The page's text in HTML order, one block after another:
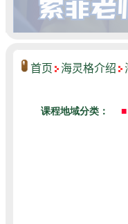
首页 海灵格介绍